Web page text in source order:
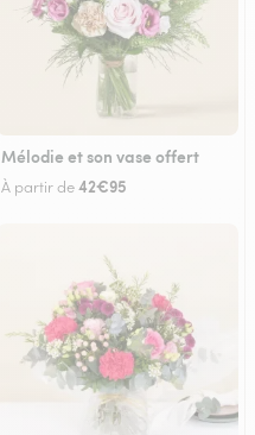
Mélodie et son vase offert
À partir de42€95